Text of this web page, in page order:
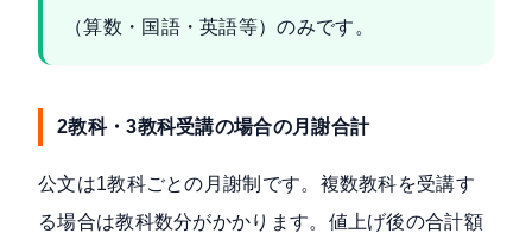
（算数・国語・英語等）のみです。
2教科・3教科受講の場合の月謝合計
公文は1教科ごとの月謝制です。複数教科を受講す
る場合は教科数分がかかります。値上げ後の合計額